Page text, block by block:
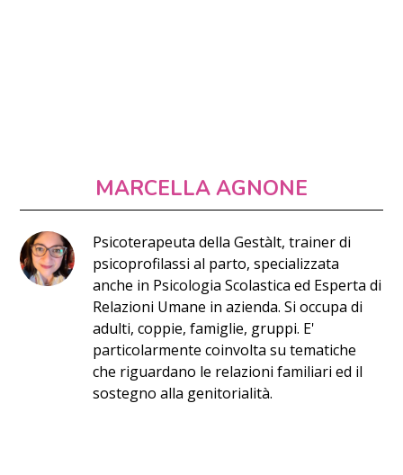
MARCELLA AGNONE
Psicoterapeuta della Gestàlt, trainer di
psicoprofilassi al parto, specializzata
anche in Psicologia Scolastica ed Esperta di
Relazioni Umane in azienda. Si occupa di
adulti, coppie, famiglie, gruppi. E'
particolarmente coinvolta su tematiche
che riguardano le relazioni familiari ed il
sostegno alla genitorialità.